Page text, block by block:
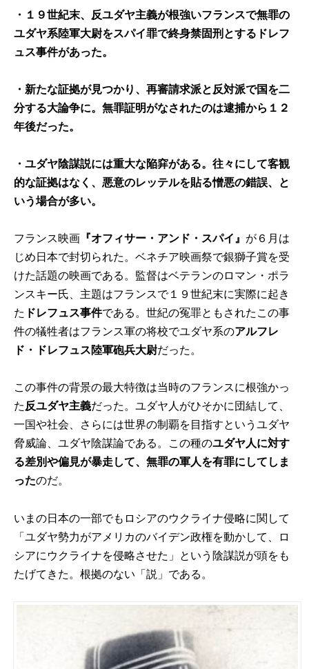
・１９世紀末、反ユダヤ主義が根強いフランスで無罪の
ユダヤ系陸軍大尉をスパイ罪で終身禁固刑とするドレフ
ュス事件があった。
・新たな証拠が見つかり、再審請求派と反対派で国を二
分する大論争に。無罪証明がなされたのは逮捕から１２
年後だった。
・ユダヤ陰謀説には重大な陥穽がある。往々にして客観
的な証拠はなく、悪意のレッテルを貼る憎悪の錯誤、と
いう場合が多い。
フランス映画 『オフィサー・アンド・スパイ』 が６月は
じめ日本で封切られた。ベネチア映画祭で銀獅子賞を受
けた話題の映画である。監督はベテランのロマン・ポラ
ンスキー氏、主題はフランスで１９世紀末に実際に起き
た ドレフュス事件である。世紀の冤罪ともされたこの事
件の犠牲者はフランス軍の将校でユダヤ系のアルフレ
ド・ドレフュス陸軍砲兵大尉だった。
この事件の背景の最大特徴は当時のフランスに根強かっ
た 反ユダヤ主義だった。ユダヤ人がひそかに団結して、
一国や社会、さらには世界の制覇を目指すというユダヤ
脅威論、ユダヤ陰謀論である。この種のユダヤ人に対す
る差別や偏見が暴走して、無罪の軍人を有罪にしてしま
ったのだ。
いまの日本の一部でもロシアのウクライナ侵略に関して
「ユダヤ勢力がアメリカのバイデン政権を動かして、ロ
シアにウクライナを侵略させた」という陰謀説が頭をも
たげてきた。根拠のない「説」である。